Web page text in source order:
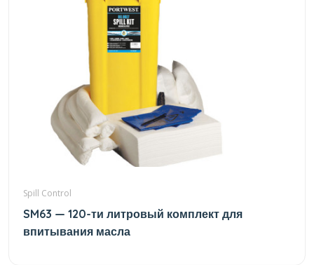
Spill Control
SM63 — 120-ти литровый комплект для
впитывания масла